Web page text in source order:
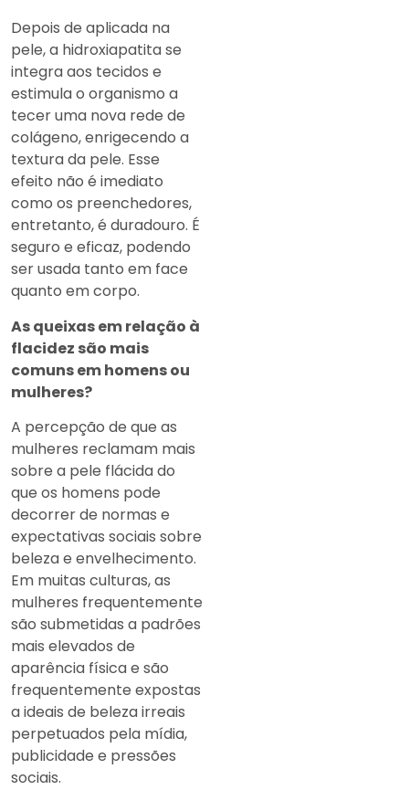
Depois de aplicada na
pele, a hidroxiapatita se
integra aos tecidos e
estimula o organismo a
tecer uma nova rede de
colágeno, enrigecendo a
textura da pele. Esse
efeito não é imediato
como os preenchedores,
entretanto, é duradouro. É
seguro e eficaz, podendo
ser usada tanto em face
quanto em corpo.
As queixas em relação à
flacidez são mais
comuns em homens ou
mulheres?
A percepção de que as
mulheres reclamam mais
sobre a pele flácida do
que os homens pode
decorrer de normas e
expectativas sociais sobre
beleza e envelhecimento.
Em muitas culturas, as
mulheres frequentemente
são submetidas a padrões
mais elevados de
aparência física e são
frequentemente expostas
a ideais de beleza irreais
perpetuados pela mídia,
publicidade e pressões
sociais.